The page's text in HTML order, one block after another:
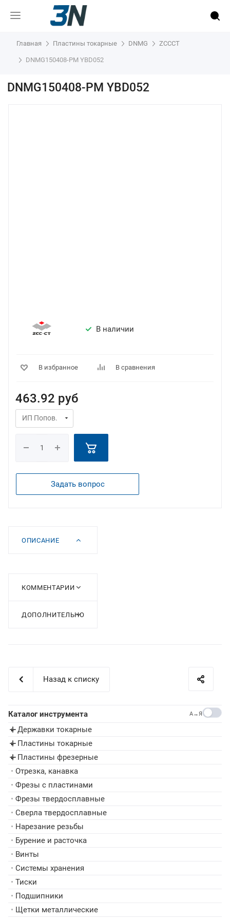
Главная Пластины токарные DNMG ZCCCT
DNMG150408-PM YBD052
DNMG150408-PM YBD052
В наличии
В избранное В сравнения
463.92 руб
Задать вопрос
ОПИСАНИЕ
КОММЕНТАРИИ
ДОПОЛНИТЕЛЬНО
Назад к списку
Каталог инструмента A→Я
▸ Державки токарные
▸ Пластины токарные
▸ Пластины фрезерные
• Отрезка, канавка
• Фрезы с пластинами
• Фрезы твердосплавные
• Сверла твердосплавные
• Нарезание резьбы
• Бурение и расточка
• Винты
• Системы хранения
• Тиски
• Подшипники
• Щетки металлические